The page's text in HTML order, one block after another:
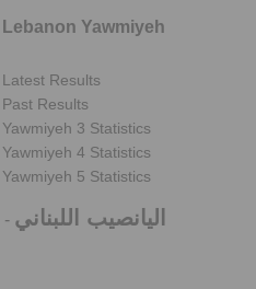
Lebanon Yawmiyeh
Latest Results
Past Results
Yawmiyeh 3 Statistics
Yawmiyeh 4 Statistics
Yawmiyeh 5 Statistics
- اليانصيب اللبناني